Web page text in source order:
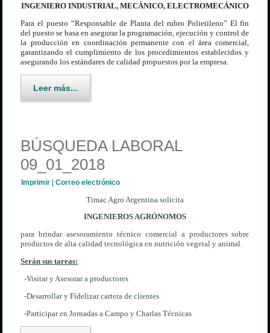
INGENIERO INDUSTRIAL, MECÁNICO, ELECTROMECÁNICO
Para el puesto “Responsable de Planta del rubro Polietileno” El fin
del puesto se basa en asegurar la programación, ejecución y control de
la producción en coordinación permanente con el área comercial,
garantizando el cumplimiento de los procedimientos establecidos y
asegurando los estándares de calidad propuestos por la empresa.
Leer más...
BÚSQUEDA LABORAL
09_01_2018
Imprimir |Correo electrónico
Timac Agro Argentina solicita
INGENIEROS AGRÓNOMOS
para brindar asesoramiento técnico comercial a productores sobre
productos de alta calidad tecnológica en nutrición vegetal y animal.
Serán sus tareas:
-Visitar y Asesorar a productores
-Desarrollar y Fidelizar cartera de clientes
-Participar en Jornadas a Campo y Charlas Técnicas